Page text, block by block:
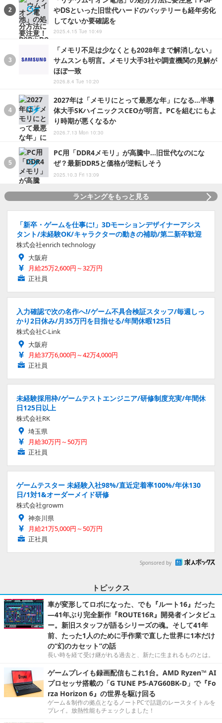
やDSといった旧世代ハードのバッテリーも経年劣化
してないか要確認を
2025.4.15 Tue 10:49
「メモリ不足は少なくとも2028年まで解消しない」
サムスンも明言。メモリ大手3社や調査機関の見解が
ほぼ一致
2026.8.4 Tue 10:20
2027年は「メモリにとって最悪な年」になる…半導
体大手SKハイニックスCEOが明言。PCを組むにもよ
り時期が悪くなるか
2026.7.13 Mon 10:30
PC用「DDR4メモリ」が高騰中…旧世代なのにな
ぜ？最新DDR5と価格が逆転しそう
2025.10.3 Fri 13:09
ランキングをもっと見る
「新卒・ゲームを仕事に!」3Dモーションデザイナーアシス
タント/未経験OK/キャラクターの動きの補助/第二新卒歓迎
株式会社enrich technology
大阪府
月給25万2,600円～32万円
正社員
入力確認で次の名作へ!/ゲーム不具合検証スタッフ/毎週しっ
かり2日休み/月35万円を目指せる/年間休暇125日
株式会社C-Link
大阪府
月給37万6,000円～42万4,000円
正社員
未経験採用枠/ゲームテストエンジニア/研修制度充実/年間休
日125日以上
株式会社RK
埼玉県
月給30万円～50万円
正社員
ゲームテスター 未経験入社98%/直近定着率100%/年休130
日/1対1&オーダーメイド研修
株式会社growm
神奈川県
月給21万5,000円～50万円
正社員
Sponsored by
トピックス
車が変形してロボになった、でも『ルート16』だった
―41年ぶり完全新作『ROUTE16R』開発者インタビュ
ー。新旧スタッフが語るシリーズの魂。そして41年
前、たった1人のために手作業で直した世界に1本だけ
の“幻のカセット”の話
長い時を経て受け継がれる過去と、新たに生まれるものとは。
ゲームプレイも録画配信もこれ1台。AMD Ryzen™ AI
プロセッサ搭載の「G TUNE P5-A7G60BK-D」で『Fo
rza Horizon 6』の世界を駆け回る
ゲーム＆制作の拠点となるノートPCで話題のレースタイトルを
プレイ。放熱性能もチェックしました！